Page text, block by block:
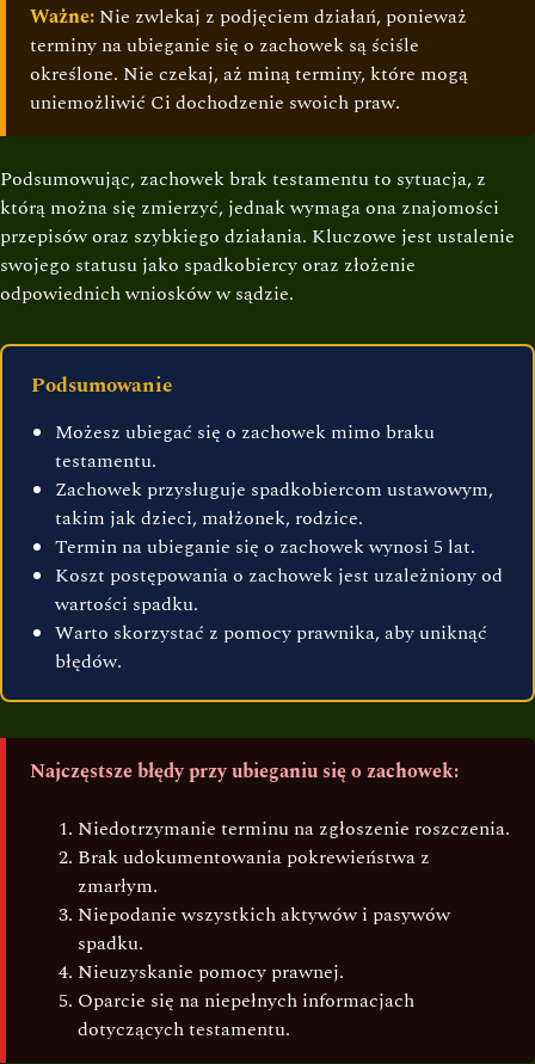
Ważne: Nie zwlekaj z podjęciem działań, ponieważ
terminy na ubieganie się o zachowek są ściśle
określone. Nie czekaj, aż miną terminy, które mogą
uniemożliwić Ci dochodzenie swoich praw.
Podsumowując, zachowek brak testamentu to sytuacja, z
którą można się zmierzyć, jednak wymaga ona znajomości
przepisów oraz szybkiego działania. Kluczowe jest ustalenie
swojego statusu jako spadkobiercy oraz złożenie
odpowiednich wniosków w sądzie.
Podsumowanie
Możesz ubiegać się o zachowek mimo braku
testamentu.
Zachowek przysługuje spadkobiercom ustawowym,
takim jak dzieci, małżonek, rodzice.
Termin na ubieganie się o zachowek wynosi 5 lat.
Koszt postępowania o zachowek jest uzależniony od
wartości spadku.
Warto skorzystać z pomocy prawnika, aby uniknąć
błędów.
Najczęstsze błędy przy ubieganiu się o zachowek:
Niedotrzymanie terminu na zgłoszenie roszczenia.
Brak udokumentowania pokrewieństwa z
zmarłym.
Niepodanie wszystkich aktywów i pasywów
spadku.
Nieuzyskanie pomocy prawnej.
Oparcie się na niepełnych informacjach
dotyczących testamentu.